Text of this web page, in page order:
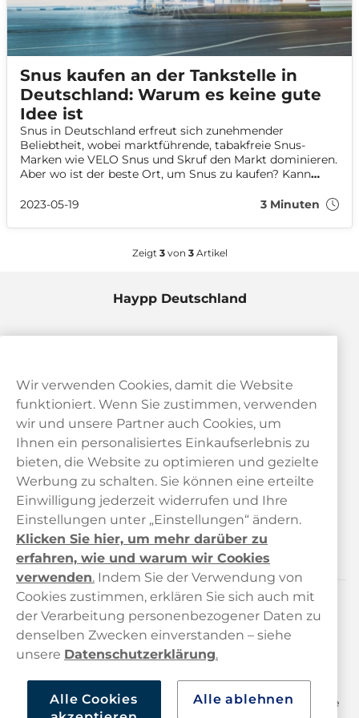
Snus kaufen an der Tankstelle in
Deutschland: Warum es keine gute
Idee ist
Snus in Deutschland erfreut sich zunehmender
Beliebtheit, wobei marktführende, tabakfreie Snus-
Marken wie VELO Snus und Skruf den Markt dominieren.
Aber wo ist der beste Ort, um Snus zu kaufen? Kann
Tankstellen Preis? Nicopedia untersucht, warum
Ihren tabakfreien Snus zu kaufen.
2023-05-19 3 Minuten
Zeigt 3von 3 Artikel
Haypp Deutschland
Kontaktiere uns!
hallo@haypp.com
Mo/Di/Fr: 09–17 Uhr (Pause 12–13) Mi/Do: 10–19 Uhr (Pause
Kundendienst
Links
Über uns
Wir verwenden Cookies, damit die Website
funktioniert. Wenn Sie zustimmen, verwenden
wir und unsere Partner auch Cookies, um
Ihnen ein personalisiertes Einkaufserlebnis zu
bieten, die Website zu optimieren und gezielte
Werbung zu schalten. Sie können eine erteilte
Einwilligung jederzeit widerrufen und Ihre
Einstellungen unter „Einstellungen“ ändern.
Klicken Sie hier, um mehr darüber zu
erfahren, wie und warum wir Cookies
verwenden. Indem Sie der Verwendung von
Cookies zustimmen, erklären Sie sich auch mit
der Verarbeitung personenbezogener Daten zu
denselben Zwecken einverstanden – siehe
unsere Datenschutzerklärung.
Alle Cookies
Alle ablehnen